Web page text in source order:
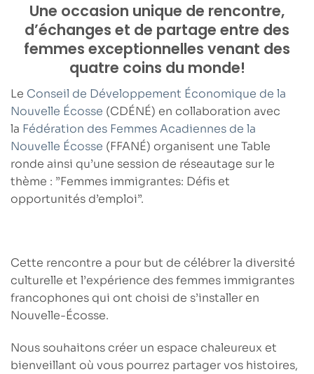
Une occasion unique de rencontre,
d’échanges et de partage entre des
femmes exceptionnelles venant des
quatre coins du monde!
Le Conseil de Développement Économique de la
Nouvelle Écosse (CDÉNÉ) en collaboration avec
la Fédération des Femmes Acadiennes de la
Nouvelle Écosse (FFANÉ) organisent une Table
ronde ainsi qu’une session de réseautage sur le
thème : ”Femmes immigrantes: Défis et
opportunités d’emploi”.
Cette rencontre a pour but de célébrer la diversité
culturelle et l’expérience des femmes immigrantes
francophones qui ont choisi de s’installer en
Nouvelle-Écosse.
Nous souhaitons créer un espace chaleureux et
bienveillant où vous pourrez partagervos histoires,